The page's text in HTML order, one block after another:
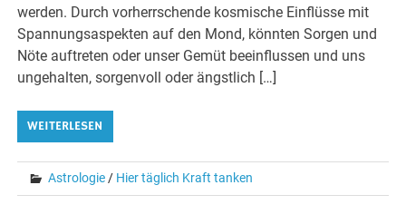
werden. Durch vorherrschende kosmische Einflüsse mit
Spannungsaspekten auf den Mond, könnten Sorgen und
Nöte auftreten oder unser Gemüt beeinflussen und uns
ungehalten, sorgenvoll oder ängstlich […]
WEITERLESEN
Astrologie / Hier täglich Kraft tanken